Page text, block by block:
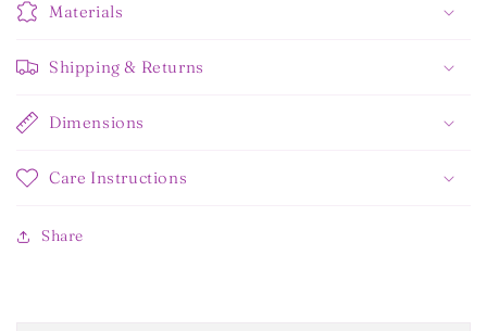
Materials
Shipping & Returns
Dimensions
Care Instructions
Share